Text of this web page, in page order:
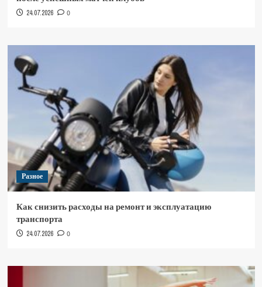
24.07.2026 0
Разное
Как снизить расходы на ремонт и эксплуатацию
транспорта
24.07.2026 0